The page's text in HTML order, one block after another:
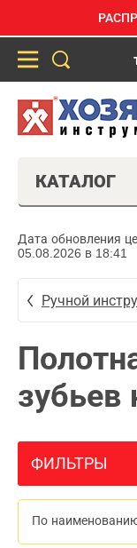
КАТАЛОГ
Дата обновления
05.08.2026 в 18:41
Ручной
ФИЛЬТРЫ
По